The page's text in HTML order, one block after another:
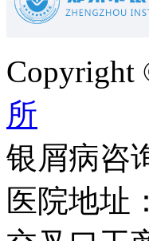
所
银屑病咨
医院地址